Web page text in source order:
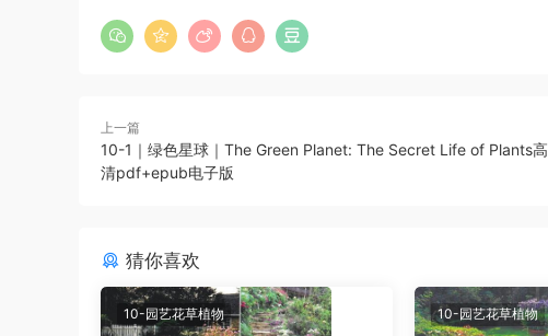
上一篇
10-1｜绿色星球｜The Green Planet: The Secret Life of Plants高
清pdf+epub电子版
猜你喜欢
10-园艺花草植物 10-园艺花草植物